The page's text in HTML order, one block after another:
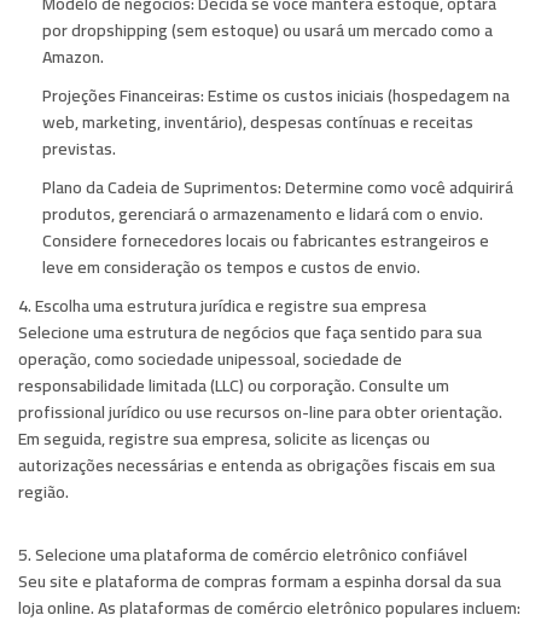
por dropshipping (sem estoque) ou usará um mercado como a
Amazon.
Projeções Financeiras:Estime os custos iniciais (hospedagem na
web, marketing, inventário), despesas contínuas e receitas
previstas.
Plano da Cadeia de Suprimentos:Determine como você adquirirá
produtos, gerenciará o armazenamento e lidará com o envio.
Considere fornecedores locais ou fabricantes estrangeiros e
leve em consideração os tempos e custos de envio.
4. Escolha uma estrutura jurídica e registre sua empresa
Selecione uma estrutura de negócios que faça sentido para sua
operação, como sociedade unipessoal, sociedade de
responsabilidade limitada (LLC) ou corporação. Consulte um
profissional jurídico ou use recursos on-line para obter orientação.
Em seguida, registre sua empresa, solicite as licenças ou
autorizações necessárias e entenda as obrigações fiscais em sua
região.
5. Selecione uma plataforma de comércio eletrônico confiável
Seu site e plataforma de compras formam a espinha dorsal da sua
loja online. As plataformas de comércio eletrônico populares incluem: